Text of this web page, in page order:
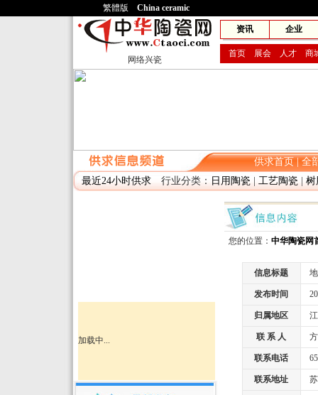
繁體版 China ceramic
网络兴瓷
资讯 企业
首页 展会 人才 商
供求首页|全
最近24小时供求行业分类： 日用陶瓷| 工艺陶瓷| 树
加载中...
您的位置： 中华陶瓷网
信息标题 地
发布时间
归属地区 江
联 系 人 方
联系电话
联系地址 苏